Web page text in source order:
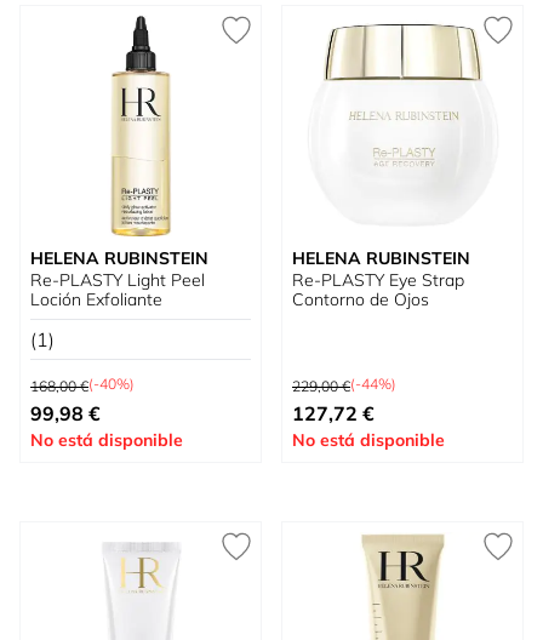
HELENA RUBINSTEIN
Re-PLASTY Light Peel
Loción Exfoliante
(1)
Precio habitual
168,00 €(-40%)
Precio especial
99,98 €
No está disponible
HELENA RUBINSTEIN
Re-PLASTY Eye Strap
Contorno de Ojos
Precio habitual
229,00 €(-44%)
Precio especial
127,72 €
No está disponible